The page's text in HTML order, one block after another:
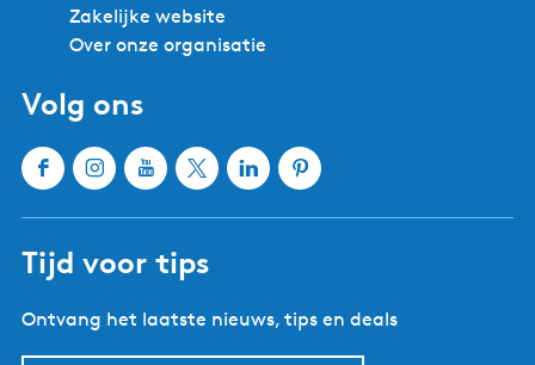
Zakelijke website
Over onze organisatie
Volg ons
F
e
o
o
I
t
g
r
Y
T
b
e
X
t
r
l
L
d
I
P
r
e
Tijd voor tips
Ontvang het laatste nieuws, tips en deals